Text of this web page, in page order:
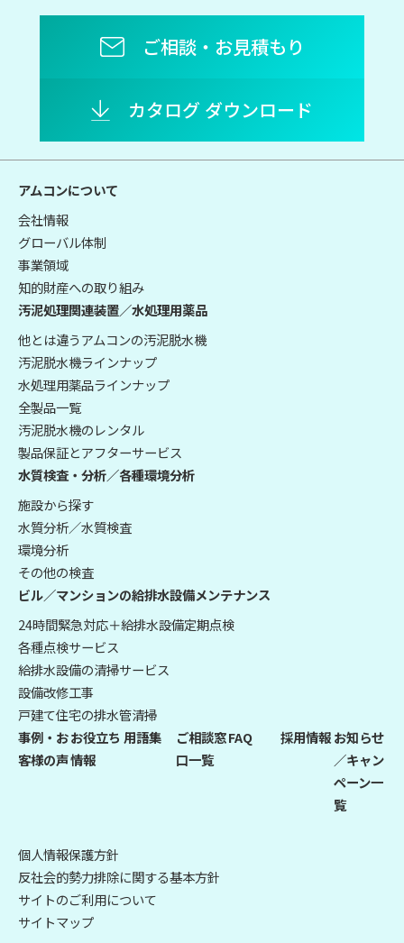
ご相談・お見積もり
カタログ ダウンロード
アムコンについて
会社情報
グローバル体制
事業領域
知的財産への取り組み
汚泥処理関連装置／水処理用薬品
他とは違うアムコンの汚泥脱水機
汚泥脱水機ラインナップ
水処理用薬品ラインナップ
全製品一覧
汚泥脱水機のレンタル
製品保証とアフターサービス
水質検査・分析／各種環境分析
施設から探す
水質分析／水質検査
環境分析
その他の検査
ビル／マンションの給排水設備メンテナンス
24時間緊急対応＋給排水設備定期点検
各種点検サービス
給排水設備の清掃サービス
設備改修工事
戸建て住宅の排水管清掃
事例・お
客様の声
お役立ち
情報
用語集
ご相談窓
口一覧
FAQ 採用情報お知らせ
／キャン
ペーン一
覧
個人情報保護方針
反社会的勢力排除に関する基本方針
サイトのご利用について
サイトマップ